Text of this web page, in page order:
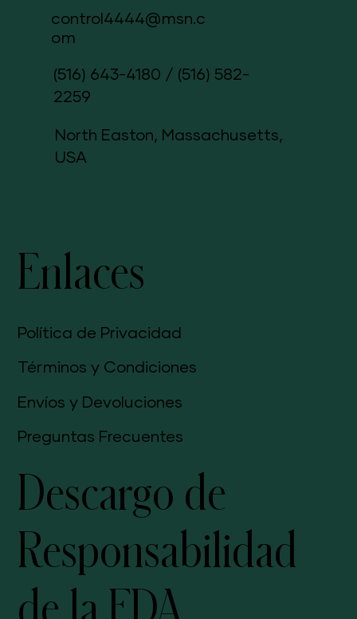
control4444@msn.c
om
(516) 643-4180 / (516) 582-
2259
North Easton, Massachusetts,
USA
Descargo de
Responsabilidad
de la FDA
Enlaces
Política de Privacidad
Términos y Condiciones
Envíos y Devoluciones
Preguntas Frecuentes